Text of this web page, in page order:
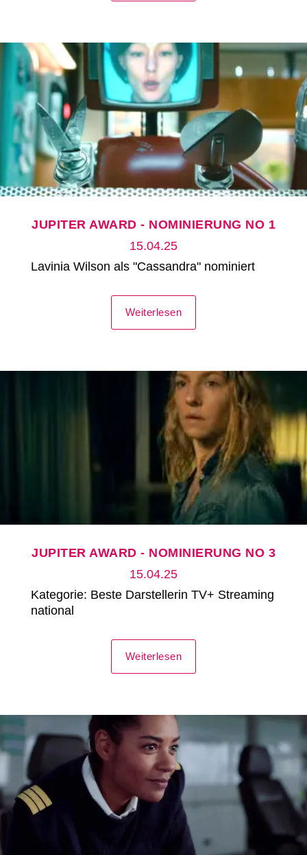
JUPITER AWARD - NOMINIERUNG NO 1
15.04.25
Lavinia Wilson als "Cassandra" nominiert
Weiterlesen
JUPITER AWARD - NOMINIERUNG NO 3
15.04.25
Kategorie: Beste Darstellerin TV+ Streaming
national
Weiterlesen